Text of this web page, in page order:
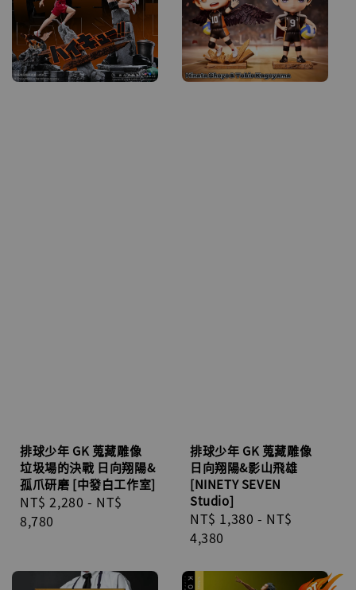
排球少年 GK 蒐藏雕像
垃圾場的決戰 日向翔陽&
孤爪研磨 [中發白工作室]
Regular
price
NT$ 2,280 - NT$
8,780
排球少年 GK 蒐藏雕像
日向翔陽&影山飛雄
[NINETY SEVEN
Studio]
Regular
price
NT$ 1,380 - NT$
4,380